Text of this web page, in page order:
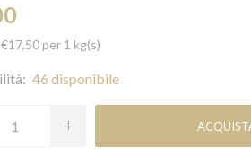
per 1 kg(s)
46 disponibile